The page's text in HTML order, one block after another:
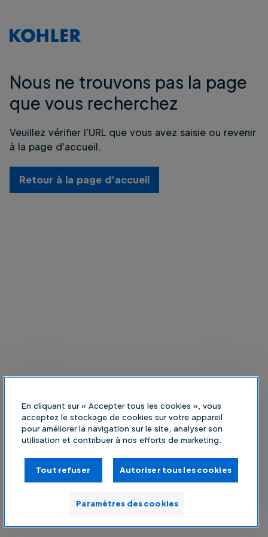
Nous ne trouvons pas la page
que vous recherchez
Veuillez vérifier l'URL que vous avez saisie ou revenir
à la page d'accueil.
Retour à la page d'accueil
En cliquant sur « Accepter tous les cookies », vous
acceptez le stockage de cookies sur votre appareil
pour améliorer la navigation sur le site, analyser son
utilisation et contribuer à nos efforts de marketing.
Tout refuser Autoriser tous les cookies
Paramètres des cookies